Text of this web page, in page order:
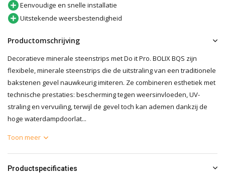
Eenvoudige en snelle installatie
Uitstekende weersbestendigheid
Productomschrijving
Decoratieve minerale steenstrips met Do it Pro. BOLIX BQS zijn
flexibele, minerale steenstrips die de uitstraling van een traditionele
bakstenen gevel nauwkeurig imiteren. Ze combineren esthetiek met
technische prestaties: bescherming tegen weersinvloeden, UV-
straling en vervuiling, terwijl de gevel toch kan ademen dankzij de
hoge waterdampdoorlat...
Toon meer
Productspecificaties